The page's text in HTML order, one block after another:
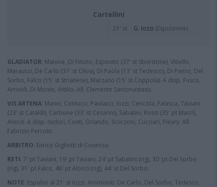
Cartellini
21' st G. Iozzi (Espulsione)
GLADIATOR: Maione, Di Finizio, Esposito (37′ st Sbordone), Vitiello,
Maraucci, De Carlo (37′ st Oliva), Di Paola (13′ st Tedesco), Di Pietro, Del
Sorbo, Falco (15′ st Strianese), Marzano (15′ st Coppola). A disp. Fusco,
Arrivoli, Di Monte, Attilio. All. Clemente Santonastaso.
VIS ARTENA: Manni, Contucci, Paolacci, Iozzi, Cericola, Falasca, Taviani
(23′ st Cataldi), Carbone (33′ st Cesarini), Sabatini, Rossi (35′ pt Macrì),
Alonzi. A disp. Isidori, Conti, Orlando, Scorzoni, Cucciari, Fleury. All.
Fabrizio Perrotti.
ARBITRO: Enrico Gigliotti di Cosenza.
RETI: 7′ pt Taviani, 19′ pt Taviani, 24′ pt Sabatini (rig), 30′ pt Del Sorbo
(rig), 31′ pt Falco, 46′ pt Alonzi (rig), 44′ st Del Sorbo.
NOTE: Espulso al 21′ st Iozzi. Ammoniti: De Carlo, Del Sorbo, Tedesco,